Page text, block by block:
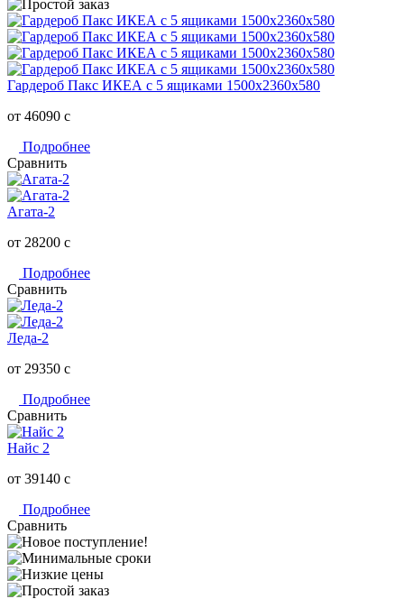
Гардероб Пакс ИКЕА с 5 ящиками 1500х2360х580
от 46090 c
Подробнее
Сравнить
Агата-2
от 28200 c
Подробнее
Сравнить
Леда-2
от 29350 c
Подробнее
Сравнить
Найс 2
от 39140 c
Подробнее
Сравнить